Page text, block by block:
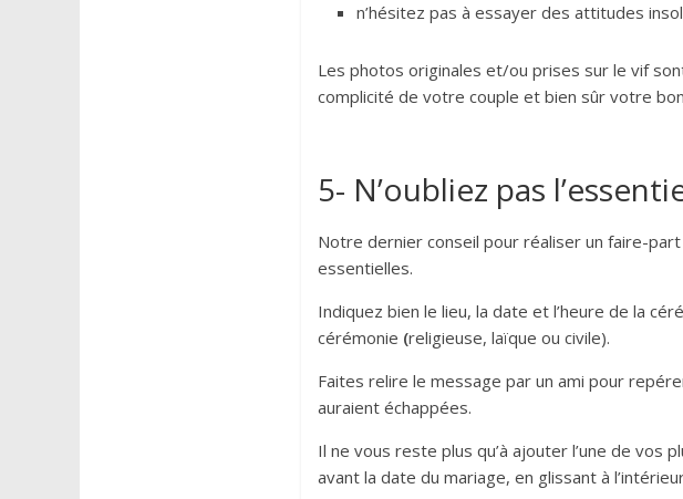
n’hésitez pas à essayer des attitudes
Les photos originales et/ou prises sur le vif
complicité de votre couple et bien sûr votre
5- N’oubliez pas
Notre dernier conseil pour réaliser un faire-
essentielles.
Indiquez bien le lieu, la date et l’heure de la
cérémonie (religieuse, laïque ou civile).
Faites relire le message par un ami pour
auraient échappées.
Il ne vous reste plus qu’à ajouter l’une de
avant la date du mariage, en glissant à